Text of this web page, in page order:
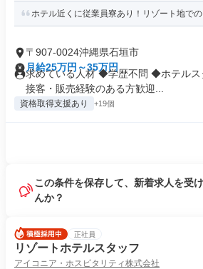
ホテル近くに従業員寮あり！リゾート地での
〒907-0024沖縄県石垣市
月給25万円～35万円
求めている人材 ◆学歴不問 ◆ホテル
接客・販売経験のある方歓迎...
資格取得支援あり +19個
この条件を保存して、新着求人を受
んか？
正社員
リゾートホテルスタッフ
アイコニア・ホスピタリティ株式会社